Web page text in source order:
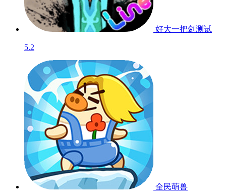
好大一把剑测试
5.2
全民萌兽